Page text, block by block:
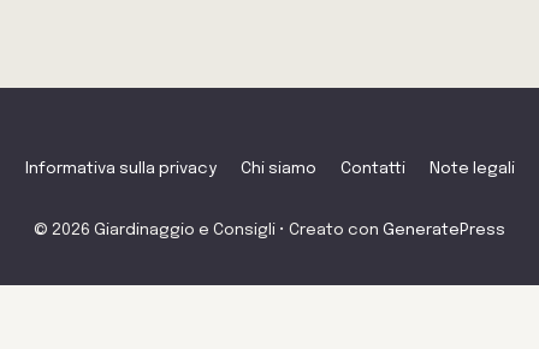
Informativa sulla privacy Chi siamo Contatti Note legali
© 2026 Giardinaggio e Consigli • Creato con GeneratePress